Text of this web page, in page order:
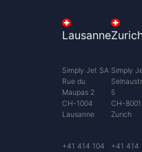
Lausanne
Simply Jet SA
Rue du
Maupas 2
CH-1004
Lausanne
+41 414 104
Simply
5
CH-8001
Zurich
+41 414